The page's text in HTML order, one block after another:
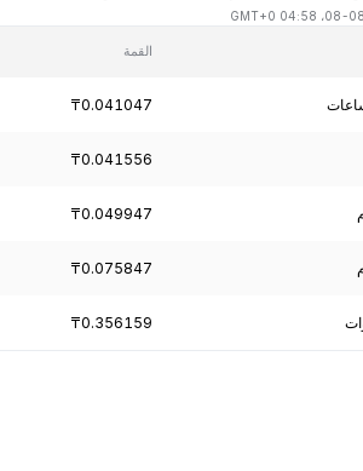
القمة
₸0.041047
₸0.041556
₸0.049947
₸0.075847
₸0.356159